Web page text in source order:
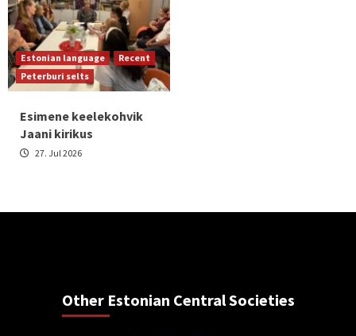
Estonian language
Recent
Peterburi selts
Esimene keelekohvik
Jaani kirikus
27. Jul 2026
Other Estonian Central Societies